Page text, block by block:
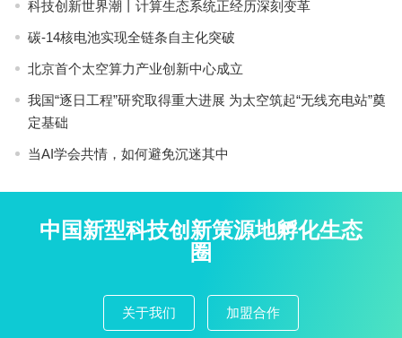
科技创新世界潮丨计算生态系统正经历深刻变革
碳-14核电池实现全链条自主化突破
北京首个太空算力产业创新中心成立
我国“逐日工程”研究取得重大进展 为太空筑起“无线充电站”奠
定基础
当AI学会共情，如何避免沉迷其中
中国新型科技创新策源地孵化生态
圈
关于我们 加盟合作